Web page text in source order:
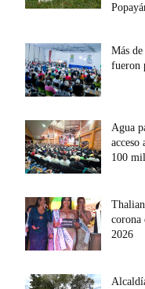
Más
fueron
Agua
acceso
100
corona
2026